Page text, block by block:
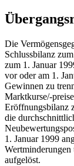
Die
Schlussbilanz zum
zum 1. Januar
vor oder am 1.
Gewinnen zu
Marktkurse/-
Eröffnungsbilanz
die
1. Januar 1999
Wertminderungen
aufgelöst.